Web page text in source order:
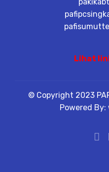
Lihat
© Copyright 2023
Powered